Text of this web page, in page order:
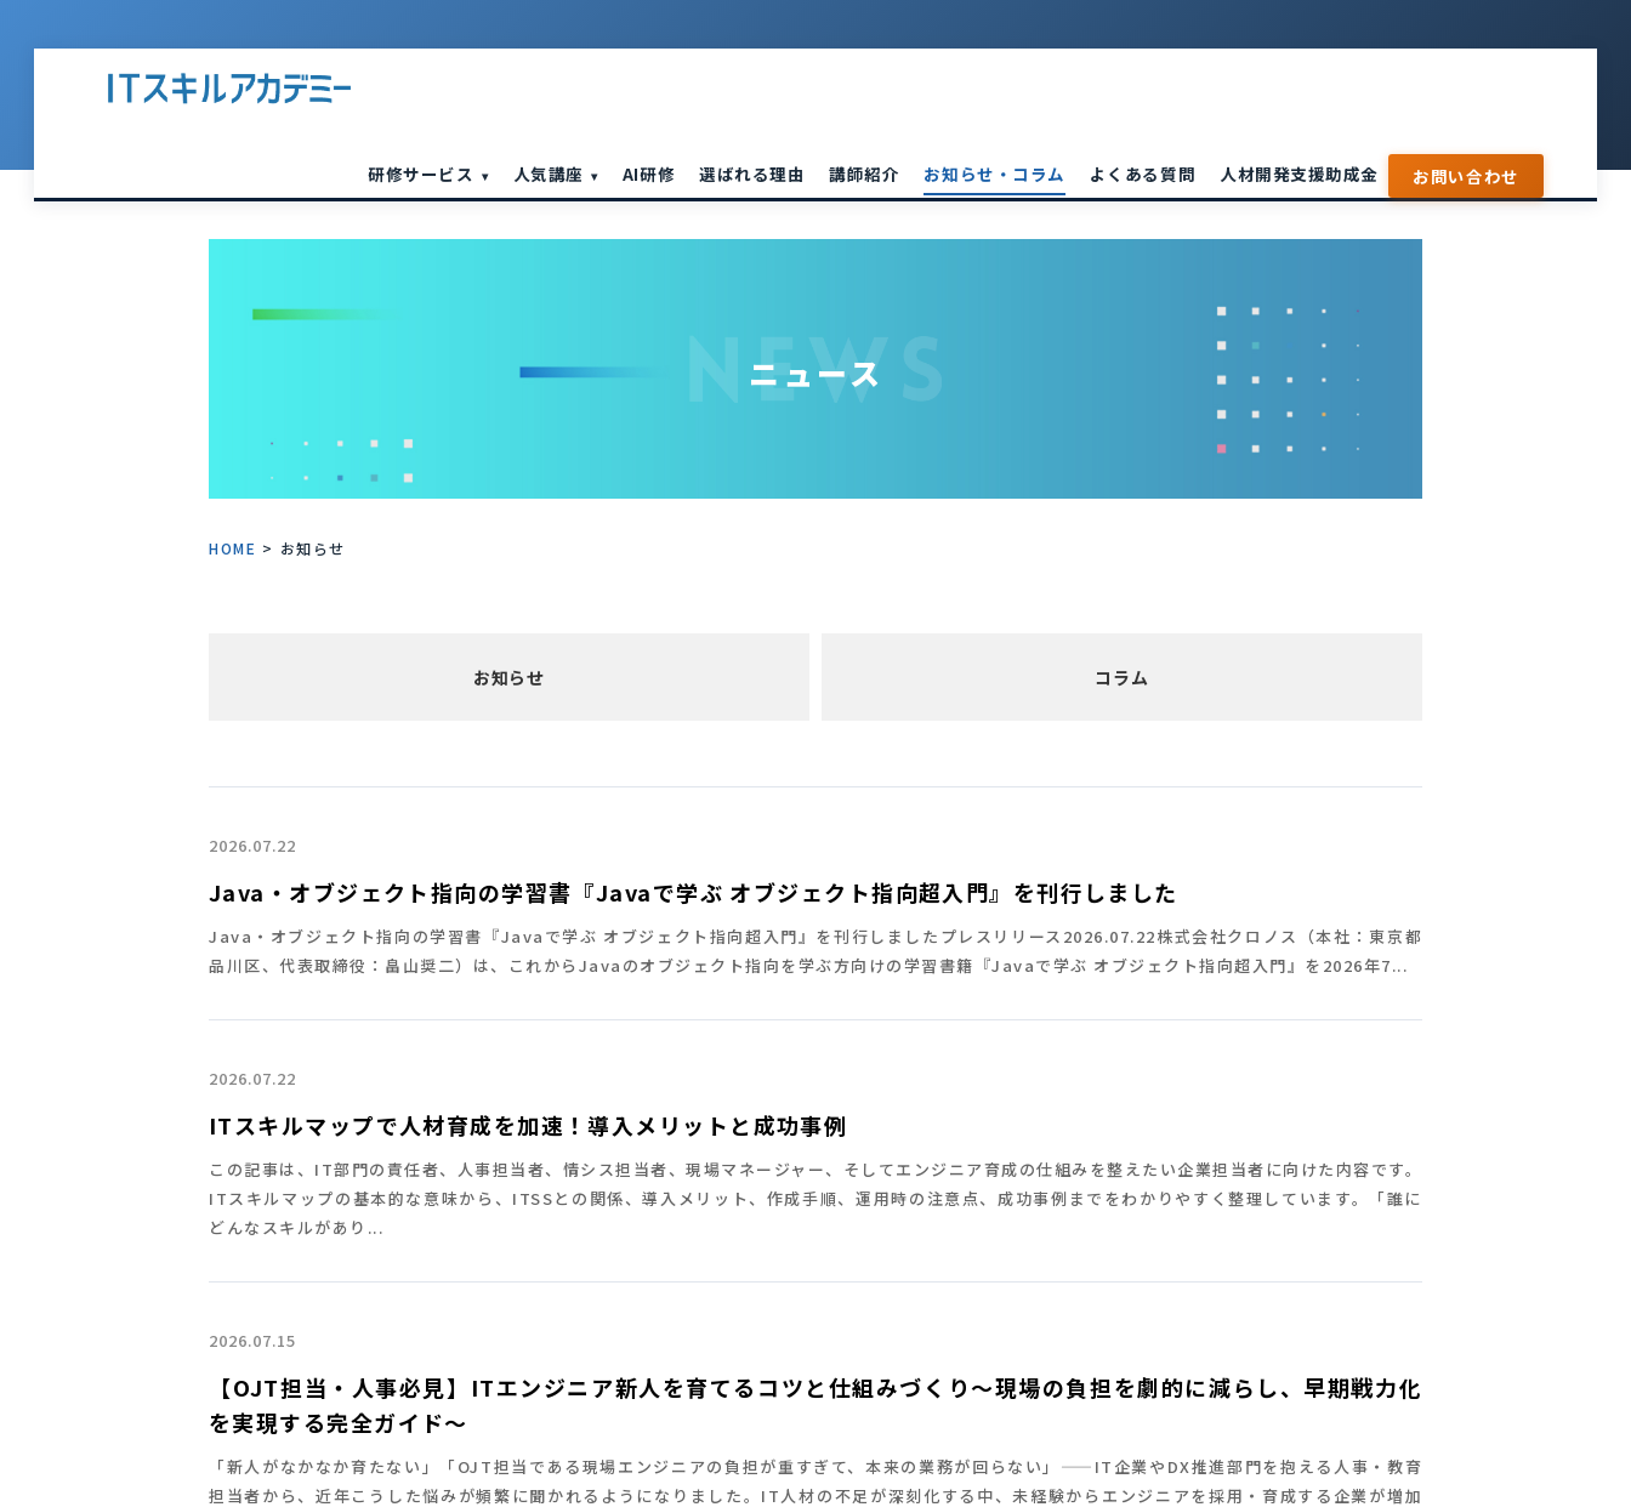
研修サービス ▾ 人気講座 ▾ AI研修 選ばれる理由 講師紹介 お知らせ・コラム よくある質問 人材開発支援助成金 お問い合わせ
ニュース
HOME > お知らせ
お知らせ コラム
2026.07.22
Java・オブジェクト指向の学習書『Javaで学ぶ オブジェクト指向超入門』を刊行しました
Java・オブジェクト指向の学習書『Javaで学ぶ オブジェクト指向超入門』を刊行しましたプレスリリース2026.07.22株式会社クロノス（本社：東京都
品川区、代表取締役：畠山奨二）は、これからJavaのオブジェクト指向を学ぶ方向けの学習書籍『Javaで学ぶ オブジェクト指向超入門』を2026年7...
2026.07.22
ITスキルマップで人材育成を加速！導入メリットと成功事例
この記事は、IT部門の責任者、人事担当者、情シス担当者、現場マネージャー、そしてエンジニア育成の仕組みを整えたい企業担当者に向けた内容です。
ITスキルマップの基本的な意味から、ITSSとの関係、導入メリット、作成手順、運用時の注意点、成功事例までをわかりやすく整理しています。「誰に
どんなスキルがあり...
2026.07.15
【OJT担当・人事必見】ITエンジニア新人を育てるコツと仕組みづくり〜現場の負担を劇的に減らし、早期戦力化
を実現する完全ガイド〜
「新人がなかなか育たない」「OJT担当である現場エンジニアの負担が重すぎて、本来の業務が回らない」——IT企業やDX推進部門を抱える人事・教育
担当者から、近年こうした悩みが頻繁に聞かれるようになりました。IT人材の不足が深刻化する中、未経験からエンジニアを採用・育成する企業が増加